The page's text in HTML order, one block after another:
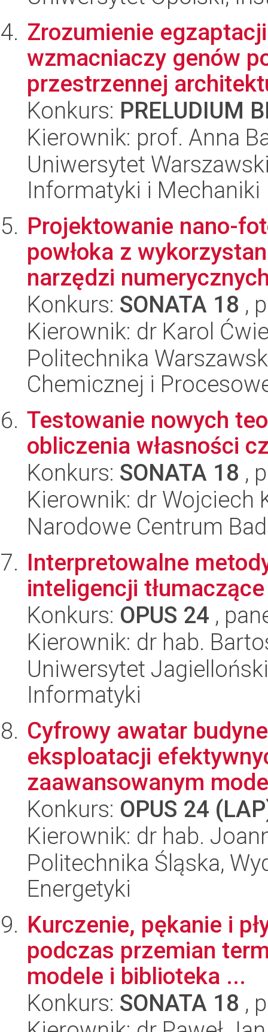
Zrozumienie
wzmacniaczy genów
przestrzennej
Konkurs: PRELUDIUM
Kierownik: prof. Anna
Uniwersytet
Informatyki i Mechaniki
Projektowanie nano-
powłoka z
narzędzi
Konkurs: SONATA 18 ,
Kierownik: dr Karol
Politechnika
Chemicznej i
Testowanie nowych
obliczenia własności
Konkurs: SONATA 18 ,
Kierownik: dr Wojciech
Narodowe Centrum
Interpretowalne
inteligencji
Konkurs: OPUS 24 ,
Kierownik: dr hab.
Uniwersytet
Informatyki
Cyfrowy awatar
eksploatacji
zaawansowanym
Konkurs: OPUS 24
Kierownik: dr hab.
Politechnika Śląska,
Energetyki
Kurczenie, pękanie i
podczas przemian
modele i biblioteka ...
Konkurs: SONATA 18 ,